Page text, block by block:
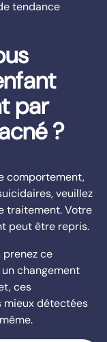
tendance
par
?
comportement,
veuillez
traitement. Votre
peut être repris.
prenez ce
changement
ces
mieux détectées